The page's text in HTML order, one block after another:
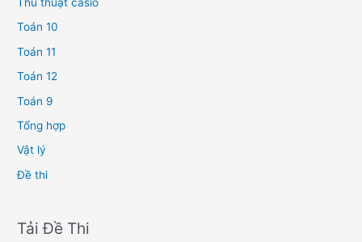
Toán 10
Toán 11
Toán 12
Toán 9
Tổng hợp
Vật lý
Đề thi
Tải Đề Thi